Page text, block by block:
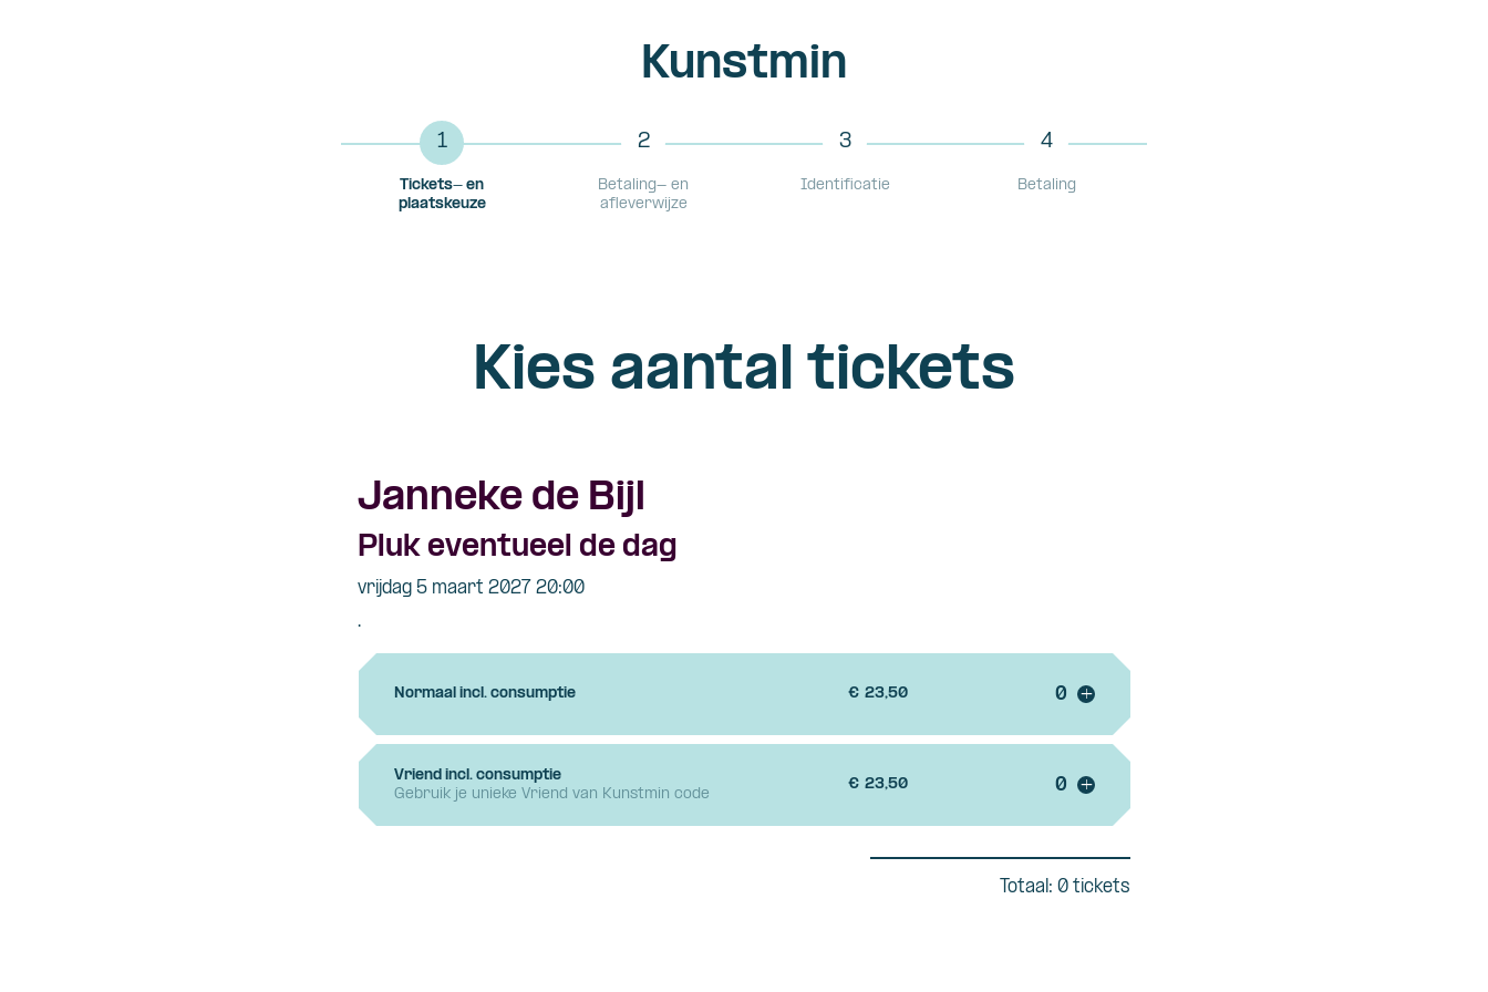
Kunstmin
1
Tickets- en
plaatskeuze
2
Betaling- en
afleverwijze
3
Identificatie
4
Betaling
Kies aantal tickets
Janneke de Bijl
Pluk eventueel de dag
vrijdag 5 maart 2027 20:00
.
Normaal incl. consumptie € 23,50 +Voeg ticket toe
Vriend incl. consumptie
Gebruik je unieke Vriend van Kunstmin code
€ 23,50 +Voeg ticket toe
Totaal: 0 tickets